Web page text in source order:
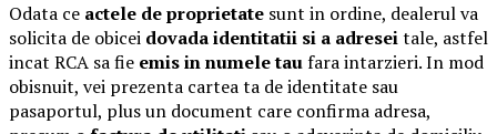
Odata ce actele de proprietate sunt in ordine, dealerul va
solicita de obicei dovada identitatii si a adreseitale, astfel
incat RCA sa fie emis in numele taufara intarzieri. In mod
obisnuit, vei prezenta cartea ta de identitate sau
pasaportul, plus un document care confirma adresa,